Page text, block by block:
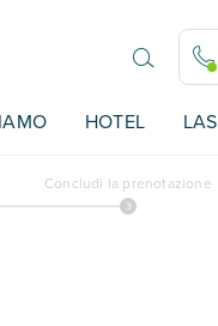
HOTEL
Concludi la prenotazione